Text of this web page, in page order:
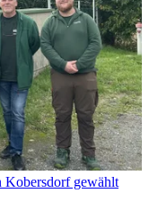
Kobersdorf gewählt